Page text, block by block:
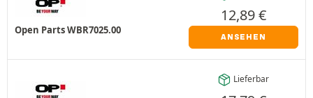
Open Parts WBR7025.00
12,89€
ANSEHEN
Lieferbar